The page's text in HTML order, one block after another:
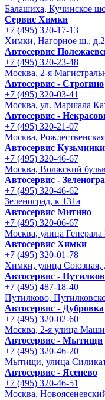
Балашиха, Кучинское
Сервис Химки
+7 (495) 320-17-13
Химки, Нагорное ш.,
Автосервис
+7 (495) 320-23-48
Москва, 2-я
Автосервис - Строгино
+7 (495) 320-03-41
Москва, ул. Маршала
Автосервис -
+7 (495) 320-21-07
Москва,
Автосервис Кузьминки
+7 (495) 320-46-67
Москва, Волжский
Автосервис -
+7 (495) 320-46-62
Зеленоград, к 131а
Автосервис Митино
+7 (495) 320-06-67
Москва, улица Генерала
Автосервис Химки
+7 (495) 320-01-78
Химки, улица Союзная,
Автосервис -
+7 (495) 487-18-40
Путилково,
Автосервис - Дубровка
+7 (495) 320-02-60
Москва, 2-я улица
Автосервис - Мытищи
+7 (495) 320-46-20
Мытищи, улица
Автосервис - Ясенево
+7 (495) 320-46-51
Москва,